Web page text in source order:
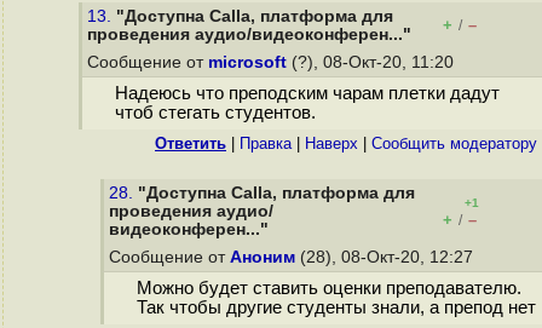
13. "Доступна Calla, платформа для
проведения аудио/видеоконферен..."
+ / –
Сообщение от microsoft (?), 08-Окт-20, 11:20
Надеюсь что преподским чарам плетки дадут
чтоб стегать студентов.
Ответить Правка| Наверх Cообщить модератору
28. "Доступна Calla, платформа для
проведения аудио/
видеоконферен..."
+1
+ / –
Сообщение от Аноним (28), 08-Окт-20, 12:27
Можно будет ставить оценки преподавателю.
Так чтобы другие студенты знали, а препод нет